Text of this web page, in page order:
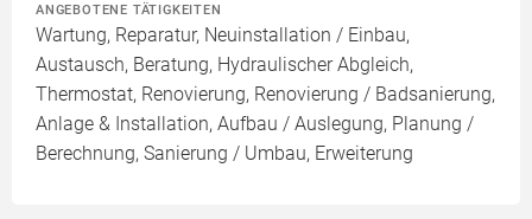
ANGEBOTENE TÄTIGKEITEN
Wartung, Reparatur, Neuinstallation / Einbau,
Austausch, Beratung, Hydraulischer Abgleich,
Thermostat, Renovierung, Renovierung / Badsanierung,
Anlage & Installation, Aufbau / Auslegung, Planung /
Berechnung, Sanierung / Umbau, Erweiterung